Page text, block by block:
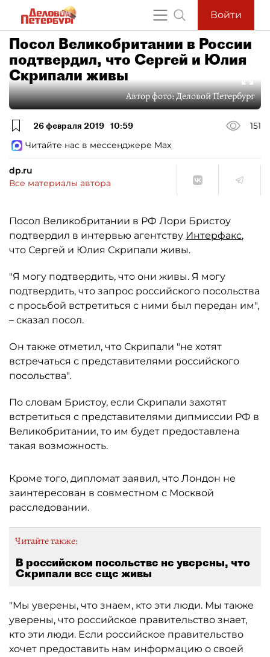
Войти
Посол Великобритании в России
подтвердил, что Сергей и Юлия
Скрипали живы
Автор фото:Деловой Петербург
26 февраля 2019 10:59
151
Читайте нас в мессенджере Max
dp.ru
Все материалы автора
Посол Великобритании в РФ Лори Бристоу
подтвердил в интервью агентству Интерфакс,
что Сергей и Юлия Скрипали живы.
"Я могу подтвердить, что они живы. Я могу
подтвердить, что запрос российского посольства
с просьбой встретиться с ними был передан им",
– сказал посол.
Он также отметил, что Скрипали "не хотят
встречаться с представителями российского
посольства".
По словам Бристоу, если Скрипали захотят
встретиться с представителями дипмиссии РФ в
Великобритании, то им будет предоставлена
такая возможность.
Кроме того, дипломат заявил, что Лондон не
заинтересован в совместном с Москвой
расследовании.
Читайте также:
В российском посольстве не уверены, что
Скрипали все еще живы
"Мы уверены, что знаем, кто эти люди. Мы также
уверены, что российское правительство знает,
кто эти люди. Если российское правительство
хочет предоставить нам информацию о своей